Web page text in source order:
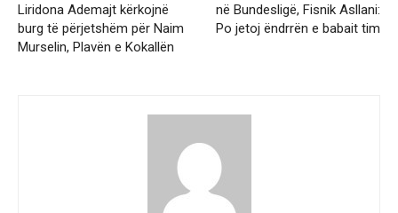
Liridona Ademajt kërkojnë
burg të përjetshëm për Naim
Murselin, Plavën e Kokallën
në Bundesligë, Fisnik Asllani:
Po jetoj ëndrrën e babait tim